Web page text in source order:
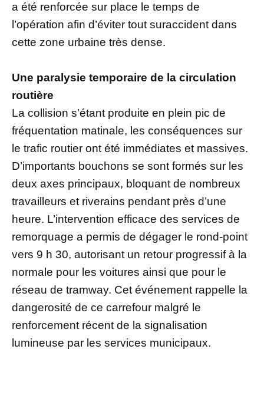
a été renforcée sur place le temps de
l’opération afin d’éviter tout suraccident dans
cette zone urbaine très dense.
Une paralysie temporaire de la circulation
routière
La collision s’étant produite en plein pic de
fréquentation matinale, les conséquences sur
le trafic routier ont été immédiates et massives.
D’importants bouchons se sont formés sur les
deux axes principaux, bloquant de nombreux
travailleurs et riverains pendant près d’une
heure. L’intervention efficace des services de
remorquage a permis de dégager le rond-point
vers 9 h 30, autorisant un retour progressif à la
normale pour les voitures ainsi que pour le
réseau de tramway. Cet événement rappelle la
dangerosité de ce carrefour malgré le
renforcement récent de la signalisation
lumineuse par les services municipaux.